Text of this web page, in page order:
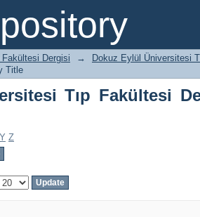
Tıp Fakültesi
Fakültesi Dergisi → Dokuz Eylül Üniversitesi
Title
Tıp Fakültesi
Y Z